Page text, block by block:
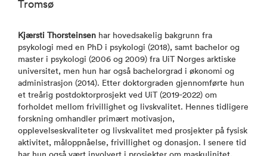
Tromsø
Kjærsti Thorsteinsen har hovedsakelig bakgrunn fra
psykologi med en PhD i psykologi (2018), samt bachelor og
master i psykologi (2006 og 2009) fra UiT Norges arktiske
universitet, men hun har også bachelorgrad i økonomi og
administrasjon (2014). Etter doktorgraden gjennomførte hun
et treårig postdoktorprosjekt ved UiT (2019-2022) om
forholdet mellom frivillighet og livskvalitet. Hennes tidligere
forskning omhandler primært motivasjon,
opplevelseskvaliteter og livskvalitet med prosjekter på fysisk
aktivitet, måloppnåelse, frivillighet og donasjon. I senere tid